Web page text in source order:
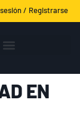
/ Registrarse
EN